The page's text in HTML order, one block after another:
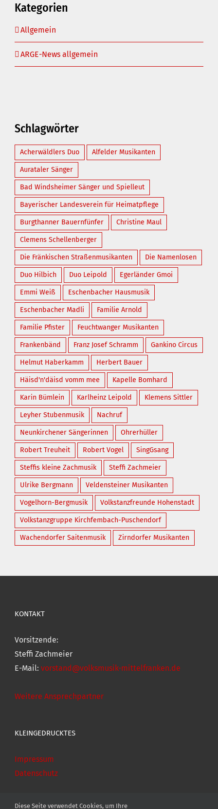
Kategorien
Allgemein
ARGE-News allgemein
Schlagwörter
Acherwäldlers Duo Alfelder Musikanten
Aurataler Sänger
Bad Windsheimer Sänger und Spielleut
Bayerischer Landesverein für Heimatpflege
Burgthanner Bauernfünfer Christine Maul
Clemens Schellenberger
Die Fränkischen Straßenmusikanten Die Namenlosen
Duo Hilbich Duo Leipold Egerländer Gmoi
Emmi Weiß Eschenbacher Hausmusik
Eschenbacher Madli Familie Arnold
Familie Pfister Feuchtwanger Musikanten
Frankenbänd Franz Josef Schramm Gankino Circus
Helmut Haberkamm Herbert Bauer
Häisd'n'däisd vomm mee Kapelle Bomhard
Karin Bümlein Karlheinz Leipold Klemens Sittler
Leyher Stubenmusik Nachruf
Neunkirchener Sängerinnen Ohrerhüller
Robert Treuheit Robert Vogel SingGsang
Steffis kleine Zachmusik Steffi Zachmeier
Ulrike Bergmann Veldensteiner Musikanten
Vogelhorn-Bergmusik Volkstanzfreunde Hohenstadt
Volkstanzgruppe Kirchfembach-Puschendorf
Wachendorfer Saitenmusik Zirndorfer Musikanten
KONTAKT
Vorsitzende:
Steffi Zachmeier
E-Mail: vorstand@volksmusik-mittelfranken.de
Weitere Ansprechpartner
KLEINGEDRUCKTES
Impressum
Datenschutz
Diese Seite verwendet Cookies, um Ihre